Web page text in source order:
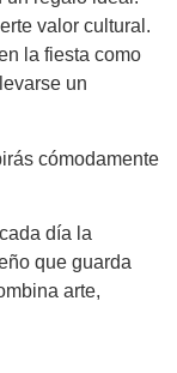
valor cultural.
la fiesta como
un
cómodamente
día la
que guarda
arte,